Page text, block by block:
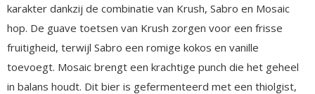
karakter dankzij de combinatie van Krush, Sabro en Mosaic
hop. De guave toetsen van Krush zorgen voor een frisse
fruitigheid, terwijl Sabro een romige kokos en vanille
toevoegt. Mosaic brengt een krachtige punch die het geheel
in balans houdt. Dit bier is gefermenteerd met een thiolgist,